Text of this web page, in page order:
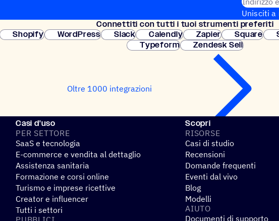
Unisciti a
Connet­titi con tutti i tuoi strumenti preferiti
Shopify WordPress Slack Calendly Zapier Square
Typeform
Zendesk Sell
Oltre 1000 integrazioni
Casi d'uso
PER SETTORE
SaaS e tecnologia
E-commerce e vendita al dettaglio
Assistenza sanitaria
Formazione e corsi online
Turismo e imprese ricettive
Creator e influencer
Tutti i settori
Scopri
RISORSE
Casi di studio
Recensioni
Domande frequenti
Eventi dal vivo
Blog
Modelli
AIUTO
Documenti di supporto